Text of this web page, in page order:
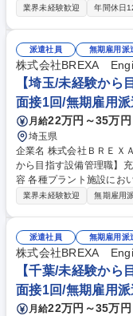
事です。4泊5日の研修や
置したセンサーなどの機
来、適性・スキルによっ
務役職者への登用の道もございます。 募集職種
守点検】総合職採用/年間
業界未経験歓迎 年間休日
派遣社員 無期雇用派
株式会社BREXA
【埼玉/未経験から
面接1回/無期雇用
月給22万円～35万円
埼玉県
企業名 株式会社ＢＲＥＸＡ Ｅｎｇ
から目指す設備管理職】充実
容 各種プラント施設にお
巡回、点検業務、メンテ
事！】1：高難易度国家資
士、冷凍機械責任者、危
ラントの安定稼働は今後
です！ 3：社会の役に立
す！） ★屋内業務が9割になります！ 募集職種 【
設備管理職】充実の研修
業界未経験歓迎 無期雇用
派遣社員 無期雇用派
株式会社BREXA
【千葉/未経験から
面接1回/無期雇用
月給22万円～35万円